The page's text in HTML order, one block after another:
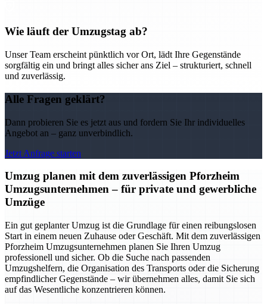
Wie läuft der Umzugstag ab?
Unser Team erscheint pünktlich vor Ort, lädt Ihre Gegenstände
sorgfältig ein und bringt alles sicher ans Ziel – strukturiert, schnell
und zuverlässig.
Alle Fragen geklärt?
Dann probieren Sie es jetzt aus und fordern Sie Ihr individuelles
Angebot an – ganz unverbindlich.
Jetzt Anfrage starten
Umzug planen mit dem zuverlässigen Pforzheim
Umzugsunternehmen – für private und gewerbliche
Umzüge
Ein gut geplanter Umzug ist die Grundlage für einen reibungslosen
Start in einem neuen Zuhause oder Geschäft. Mit dem zuverlässigen
Pforzheim Umzugsunternehmen planen Sie Ihren Umzug
professionell und sicher. Ob die Suche nach passenden
Umzugshelfern, die Organisation des Transports oder die Sicherung
empfindlicher Gegenstände – wir übernehmen alles, damit Sie sich
auf das Wesentliche konzentrieren können.